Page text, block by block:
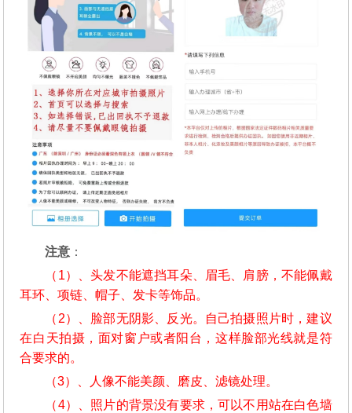
注意 ：
（1）、头发不能遮挡耳朵、眉毛、肩膀，不能佩戴
耳环、项链、帽子、发卡等饰品。
（2）、脸部无阴影、反光。自己拍摄照片时，建议
在白天拍摄，面对窗户或者阳台，这样脸部光线就是符
合要求的。
（3）、人像不能美颜、磨皮、滤镜处理。
（4）、照片的背景没有要求，可以不用站在白色墙